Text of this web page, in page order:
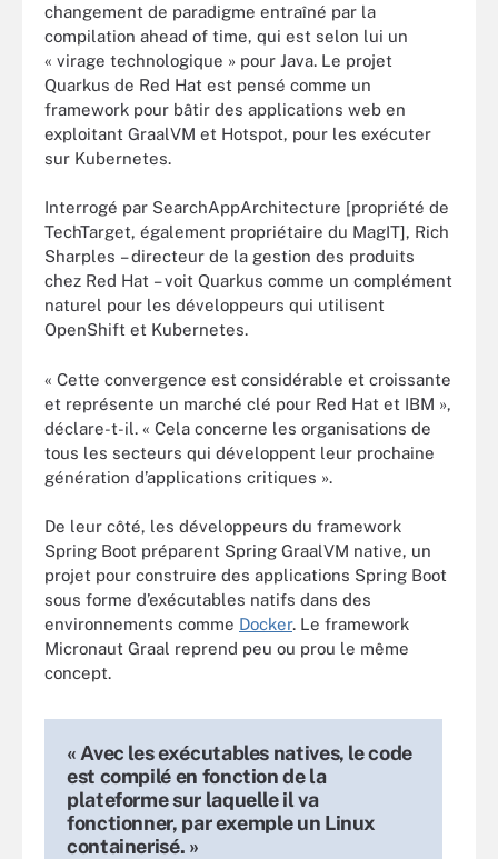
changement de paradigme entraîné par la
compilation ahead of time, qui est selon lui un
« virage technologique » pour Java. Le projet
Quarkus de Red Hat est pensé comme un
framework pour bâtir des applications web en
exploitant GraalVM et Hotspot, pour les exécuter
sur Kubernetes.
Interrogé par SearchAppArchitecture [propriété de
TechTarget, également propriétaire du MagIT], Rich
Sharples – directeur de la gestion des produits
chez Red Hat – voit Quarkus comme un complément
naturel pour les développeurs qui utilisent
OpenShift et Kubernetes.
« Cette convergence est considérable et croissante
et représente un marché clé pour Red Hat et IBM »,
déclare-t-il. « Cela concerne les organisations de
tous les secteurs qui développent leur prochaine
génération d’applications critiques ».
De leur côté, les développeurs du framework
Spring Boot préparent Spring GraalVM native, un
projet pour construire des applications Spring Boot
sous forme d’exécutables natifs dans des
environnements comme Docker. Le framework
Micronaut Graal reprend peu ou prou le même
concept.
« Avec les exécutables natives, le code
est compilé en fonction de la
plateforme sur laquelle il va
fonctionner, par exemple un Linux
containerisé. »